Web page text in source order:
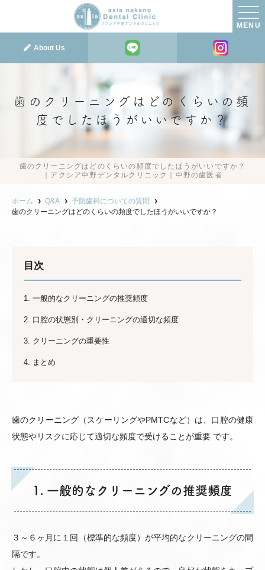
MENU
歯のクリーニングはどのくらいの頻
度でしたほうがいいですか？
歯のクリーニングはどのくらいの頻度でしたほうがいいですか？
｜アクシア中野デンタルクリニック｜中野の歯医者
About Us
ホーム Q&A
予防歯科についての質問
歯のクリーニングはどのくらいの頻度でしたほうがいいですか？
目次
1. 一般的なクリーニングの推奨頻度
2. 口腔の状態別・クリーニングの適切な頻度
3. クリーニングの重要性
4. まとめ
歯のクリーニング（スケーリングやPMTCなど）は、口腔の健康
状態やリスクに応じて適切な頻度で受けることが重要 です。
1. 一般的なクリーニングの推奨頻度
３～６ヶ月に１回（標準的な頻度）が平均的なクリーニングの間
隔です。